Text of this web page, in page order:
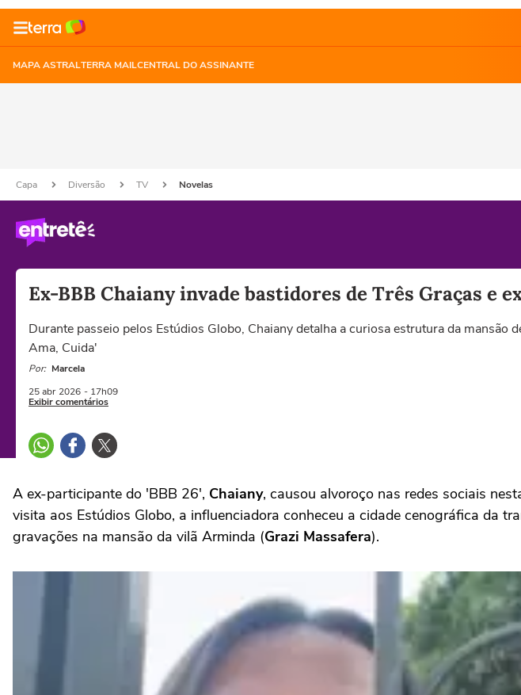
MAPA ASTRALTERRA MAILCENTRAL DO ASSINANTE
Capa Diversão TV Novelas
Ex-BBB Chaiany invade bastidores de Três Graças e
Durante passeio pelos Estúdios Globo, Chaiany detalha a curiosa estrutura da mansão
Ama, Cuida'
Por: Marcela
25 abr 2026 - 17h09
Exibir comentários
A ex-participante do 'BBB 26', Chaiany, causou alvoroço nas redes sociais
visita aos Estúdios Globo, a influenciadora conheceu a cidade cenográfica da
gravações na mansão da vilã Arminda (Grazi Massafera).